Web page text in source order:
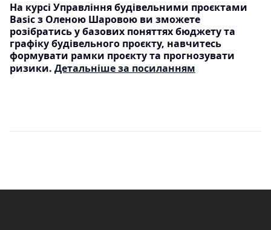
На курсі Управління будівельними проєктами
Basic з Оленою Шаровою ви зможете
розібратись у базових поняттях бюджету та
графіку будівельного проєкту, навчитесь
формувати рамки проєкту та прогнозувати
ризики. Детальніше за посиланням